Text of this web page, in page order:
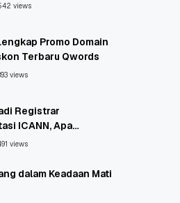
views
Promo Domain
Terbaru Qwords
views
Registrar
ICANN, Apa
views
dalam Keadaan Mati